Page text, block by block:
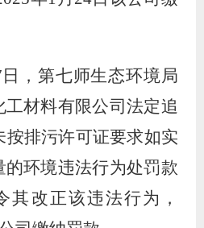
日，第七师生态环境局
材料有限公司法定追
按排污许可证要求如实
环境违法行为处罚款
其改正该违法行为，